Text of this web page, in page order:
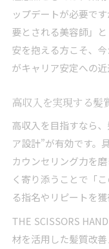
ップデートが必要で
要とされる美容師」
安を抱える方こそ、
がキャリア安定への近
高収入を実現する髪
高収入を目指すなら
ア設計”が有効です。
カウンセリング力を
く寄り添うことで「
る指名やリピートを獲
THE SCISSORS
材を活用した髪質改